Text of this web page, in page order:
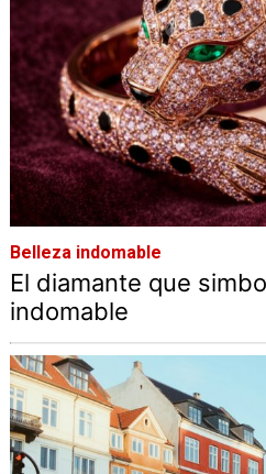
Belleza indomable
El diamante que
indomable